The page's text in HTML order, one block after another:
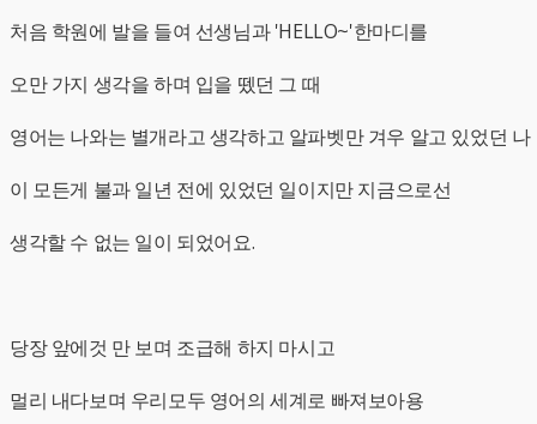
처음 학원에 발을 들여 선생님과 'HELLO~'한마디를
오만 가지 생각을 하며 입을 뗐던 그 때
영어는 나와는 별개라고 생각하고 알파벳만 겨우 알고 있었던 나
이 모든게 불과 일년 전에 있었던 일이지만 지금으로선
생각할 수 없는 일이 되었어요.
당장 앞에것 만 보며 조급해 하지 마시고
멀리 내다보며 우리모두 영어의 세계로 빠져보아용